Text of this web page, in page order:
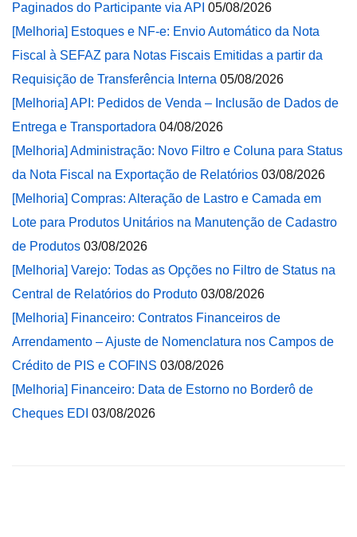
Paginados do Participante via API 05/08/2026
[Melhoria] Estoques e NF-e: Envio Automático da Nota
Fiscal à SEFAZ para Notas Fiscais Emitidas a partir da
Requisição de Transferência Interna 05/08/2026
[Melhoria] API: Pedidos de Venda – Inclusão de Dados de
Entrega e Transportadora 04/08/2026
[Melhoria] Administração: Novo Filtro e Coluna para Status
da Nota Fiscal na Exportação de Relatórios 03/08/2026
[Melhoria] Compras: Alteração de Lastro e Camada em
Lote para Produtos Unitários na Manutenção de Cadastro
de Produtos 03/08/2026
[Melhoria] Varejo: Todas as Opções no Filtro de Status na
Central de Relatórios do Produto 03/08/2026
[Melhoria] Financeiro: Contratos Financeiros de
Arrendamento – Ajuste de Nomenclatura nos Campos de
Crédito de PIS e COFINS 03/08/2026
[Melhoria] Financeiro: Data de Estorno no Borderô de
Cheques EDI 03/08/2026